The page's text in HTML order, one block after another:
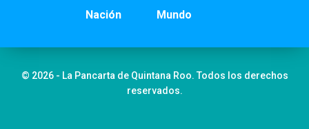
Nación Mundo
© 2026 - La Pancarta de Quintana Roo. Todos los derechos
reservados.